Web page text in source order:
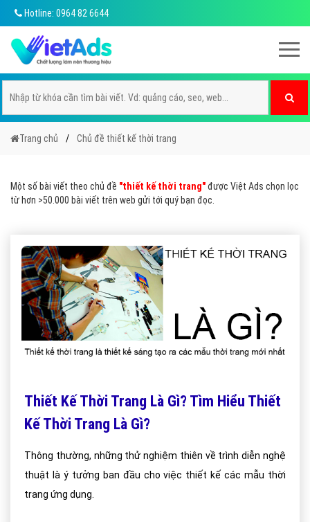
Hotline: 0964 82 6644
Trang chủ Chủ đề thiết kế thời trang
Một số bài viết theo chủ đề "thiết kế thời trang"được Việt Ads chọn lọc
từ hơn >50.000 bài viết trên web gửi tới quý bạn đọc.
Thiết Kế Thời Trang Là Gì? Tìm Hiểu Thiết
Kế Thời Trang Là Gì?
Thông thường, những thử nghiệm thiên về trình diễn nghệ
thuật là ý tưởng ban đầu cho việc thiết kế các mẫu thời
trang ứng dụng.